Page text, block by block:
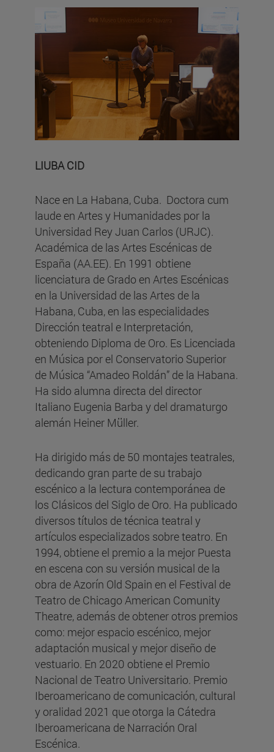
LIUBA CID
Nace en La Habana, Cuba. Doctora cum
laude en Artes y Humanidades por la
Universidad Rey Juan Carlos (URJC).
Académica de las Artes Escénicas de
España (AA.EE). En 1991 obtiene
licenciatura de Grado en Artes Escénicas
en la Universidad de las Artes de la
Habana, Cuba, en las especialidades
Dirección teatral e Interpretación,
obteniendo Diploma de Oro. Es Licenciada
en Música por el Conservatorio Superior
de Música “Amadeo Roldán” de la Habana.
Ha sido alumna directa del director
Italiano Eugenia Barba y del dramaturgo
alemán Heiner Müller.
Ha dirigido más de 50 montajes teatrales,
dedicando gran parte de su trabajo
escénico a la lectura contemporánea de
los Clásicos del Siglo de Oro. Ha publicado
diversos títulos de técnica teatral y
artículos especializados sobre teatro. En
1994, obtiene el premio a la mejor Puesta
en escena con su versión musical de la
obra de Azorín Old Spain en el Festival de
Teatro de Chicago American Comunity
Theatre, además de obtener otros premios
como: mejor espacio escénico, mejor
adaptación musical y mejor diseño de
vestuario. En 2020 obtiene el Premio
Nacional de Teatro Universitario. Premio
Iberoamericano de comunicación, cultural
y oralidad 2021 que otorga la Cátedra
Iberoamericana de Narración Oral
Escénica.